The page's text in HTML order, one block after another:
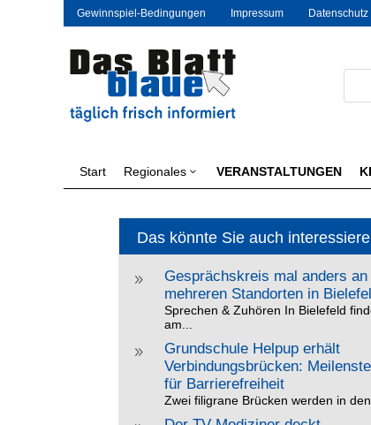
Gewinnspiel-Bedingungen Impressum Datenschutz
Start Regionales 3 VERANSTALTUNGEN
Das könnte Sie auch
9
Gesprächskreis mal anders an
mehreren Standorten in
Sprechen & Zuhören In Bielefeld
am...
9
Grundschule Helpup erhält
Verbindungsbrücken:
für Barrierefreiheit
Zwei filigrane Brücken werden in